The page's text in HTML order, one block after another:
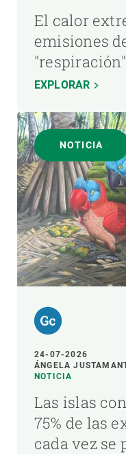
El calor
emisiones
EXPLORAR
NOTICIA
24-07-2026
ÁNGELA
NOTICIA
Las islas
75% de las
cada vez se